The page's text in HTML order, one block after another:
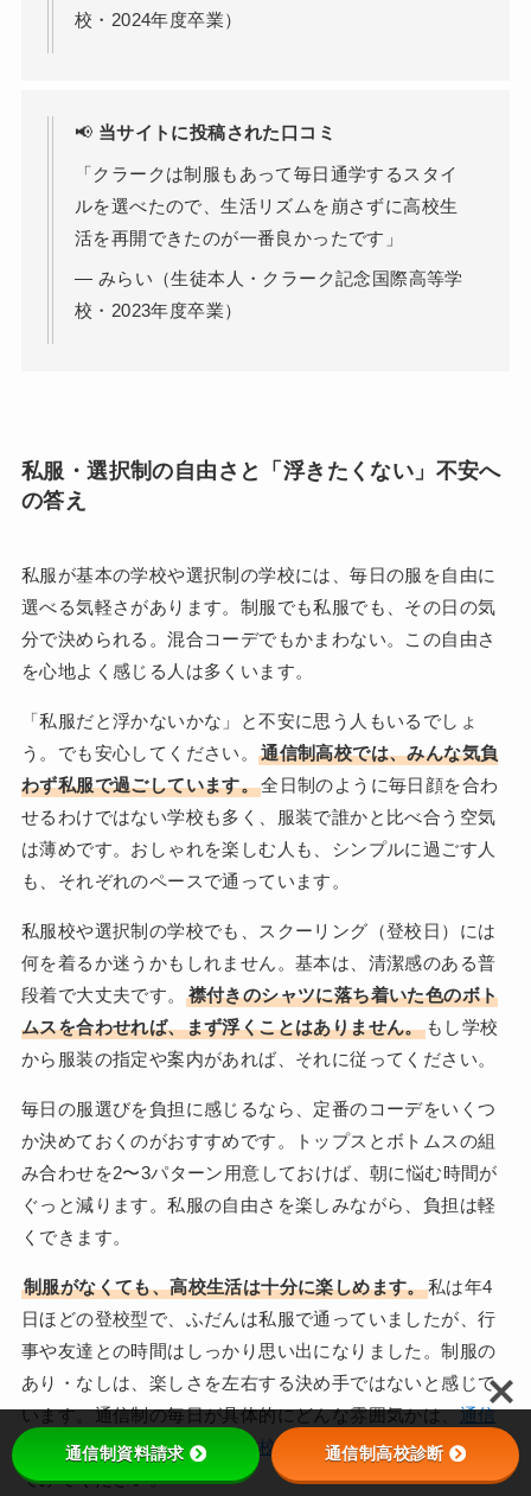
校・2024年度卒業）
📢 当サイトに投稿された口コミ
「クラークは制服もあって毎日通学するスタイ
ルを選べたので、生活リズムを崩さずに高校生
活を再開できたのが一番良かったです」
— みらい（生徒本人・クラーク記念国際高等学
校・2023年度卒業）
私服・選択制の自由さと「浮きたくない」不安へ
の答え
私服が基本の学校や選択制の学校には、毎日の服を自由に
選べる気軽さがあります。制服でも私服でも、その日の気
分で決められる。混合コーデでもかまわない。この自由さ
を心地よく感じる人は多くいます。
「私服だと浮かないかな」と不安に思う人もいるでしょ
う。でも安心してください。通信制高校では、みんな気負
わず私服で過ごしています。全日制のように毎日顔を合わ
せるわけではない学校も多く、服装で誰かと比べ合う空気
は薄めです。おしゃれを楽しむ人も、シンプルに過ごす人
も、それぞれのペースで通っています。
私服校や選択制の学校でも、スクーリング（登校日）には
何を着るか迷うかもしれません。基本は、清潔感のある普
段着で大丈夫です。
襟付きのシャツに落ち着いた色のボト
ムスを合わせれば、まず浮くことはありません。もし学校
から服装の指定や案内があれば、それに従ってください。
毎日の服選びを負担に感じるなら、定番のコーデをいくつ
か決めておくのがおすすめです。トップスとボトムスの組
み合わせを2〜3パターン用意しておけば、朝に悩む時間が
ぐっと減ります。私服の自由さを楽しみながら、負担は軽
くできます。
制服がなくても、高校生活は十分に楽しめます。私は年4
日ほどの登校型で、ふだんは私服で通っていましたが、行
事や友達との時間はしっかり思い出になりました。制服の
あり・なしは、楽しさを左右する決め手ではないと感じて
います。通信制の毎日が具体的にどんな雰囲気かは、通信
制高校ってどんな感じ？（学校生活全般）もあわせて読ん
でみてください。
通信制資料請求 通信制高校診断